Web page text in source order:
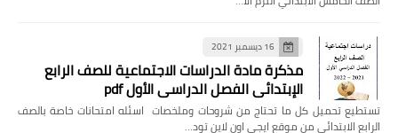
16 ديسمبر 2021
مذكرة مادة الدراسات الاجتماعية للصف الرابع
الإبتدائي الفصل الدراسي الأول pdf
تستطيع تحميل كل ما تحتاج من شروحات وملخصات اسئله امتحانات خاصة بالصف
الرابع الابتدائي من موقع ايجى اون لاين تود…